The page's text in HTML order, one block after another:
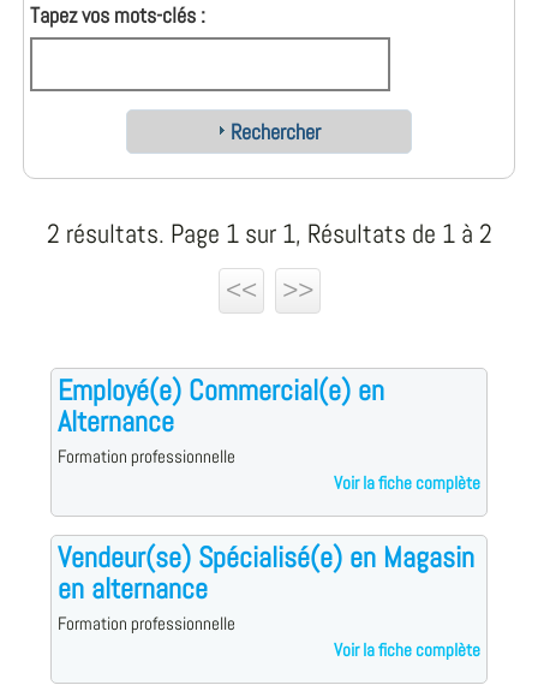
Tapez vos mots-clés :
Rechercher
2 résultats. Page 1 sur 1, Résultats de 1 à 2
<<
>>
Employé(e) Commercial(e) en
Alternance
Formation professionnelle
Voir la fiche complète
Vendeur(se) Spécialisé(e) en Magasin
en alternance
Formation professionnelle
Voir la fiche complète